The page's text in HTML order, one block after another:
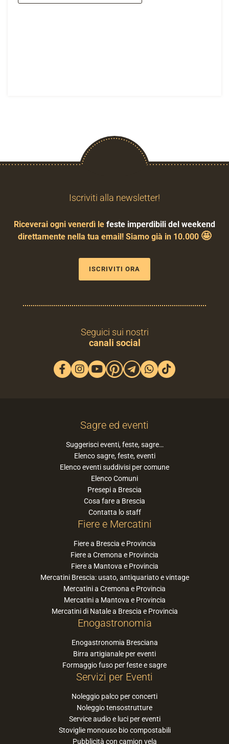
Iscriviti alla newsletter!
Riceverai ogni venerdì le feste imperdibili del weekend
direttamente nella tua email! Siamo già in 10.000 🤩
ISCRIVITI ORA
Seguici sui nostri
canali social
Sagre ed eventi
Suggerisci eventi, feste, sagre…
Elenco sagre, feste, eventi
Elenco eventi suddivisi per comune
Elenco Comuni
Presepi a Brescia
Cosa fare a Brescia
Contatta lo staff
Fiere e Mercatini
Fiere a Brescia e Provincia
Fiere a Cremona e Provincia
Fiere a Mantova e Provincia
Mercatini Brescia: usato, antiquariato e vintage
Mercatini a Cremona e Provincia
Mercatini a Mantova e Provincia
Mercatini di Natale a Brescia e Provincia
Enogastronomia
Enogastronomia Bresciana
Birra artigianale per eventi
Formaggio fuso per feste e sagre
Servizi per Eventi
Noleggio palco per concerti
Noleggio tensostrutture
Service audio e luci per eventi
Stoviglie monouso bio compostabili
Pubblicità con camion vela